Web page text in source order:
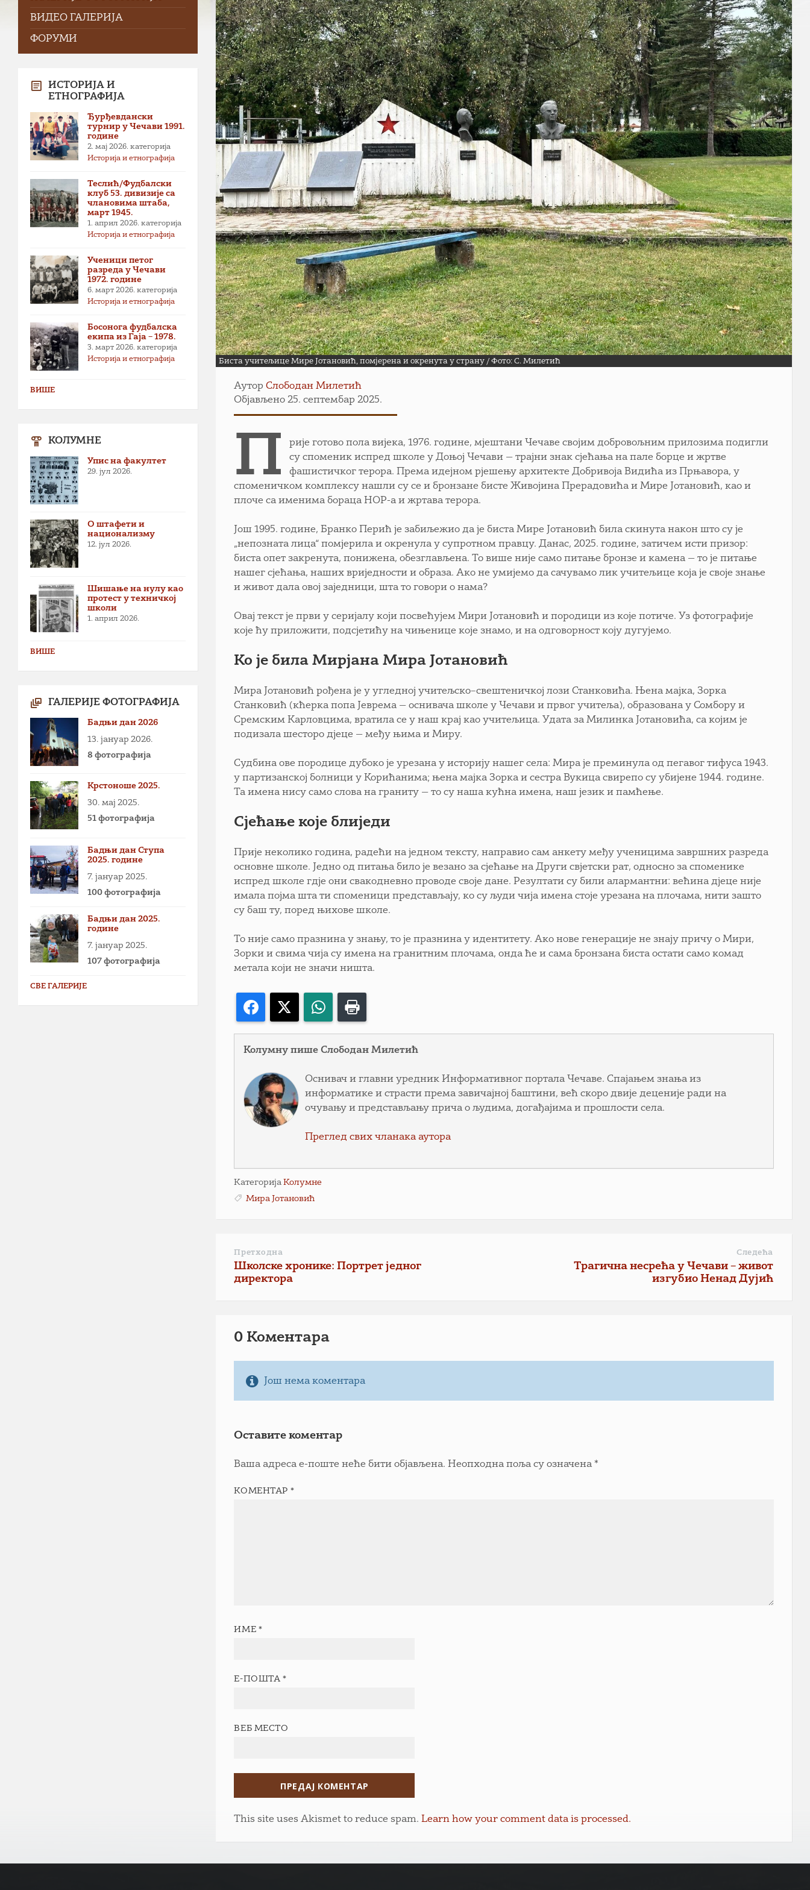
Биста учитељице Мире Јотановић, помјерена и окренута у страну / Фото: С. Милетић
АуторСлободан Милетић
Објављено 25. септембар 2025.
П
рије готово пола вијека, 1976. године, мјештани Чечаве својим добровољним прилозима подигли
су споменик испред школе у Доњој Чечави — трајни знак сјећања на пале борце и жртве
фашистичког терора. Према идејном рјешењу архитекте Добривоја Видића из Прњавора, у
споменичком комплексу нашли су се и бронзане бисте Живојина Прерадовића и Мире Јотановић, као и
плоче са именима борaца НОР-а и жртава терора.
Још 1995. године, Бранко Перић је забиљежио да је биста Мире Јотановић била скинута након што су је
„непозната лица“ помјерила и окренула у супротном правцу. Данас, 2025. године, затичем исти призор:
биста опет закренута, понижена, обезглављена. То више није само питање бронзе и камена — то је питање
нашег сјећања, наших вриједности и образа. Ако не умијемо да сачувамо лик учитељице која је своје знање
и живот дала овој заједници, шта то говори о нама?
Овај текст је први у серијалу који посвећујем Мири Јотановић и породици из које потиче. Уз фотографије
које ћу приложити, подсјетићу на чињенице које знамо, и на одговорност коју дугујемо.
Ко је била Мирјана Мира Јотановић
Мира Јотановић рођена је у угледној учитељско–свештеничкој лози Станковића. Њена мајка, Зорка
Станковић (кћерка попа Јеврема — оснивача школе у Чечави и првог учитеља), образована у Сомбору и
Сремским Карловцима, вратила се у наш крај као учитељица. Удата за Милинка Јотановића, са којим је
подизала шесторо дјеце — међу њима и Миру.
Судбина ове породице дубоко је урезана у историју нашег села: Мира је преминула од пегавог тифуса 1943.
у партизанској болници у Корићанима; њена мајка Зорка и сестра Вукица свирепо су убијене 1944. године.
Та имена нису само слова на граниту — то су наша кућна имена, наш језик и памћење.
Сјећање које блиједи
Прије неколико година, радећи на једном тексту, направио сам анкету међу ученицима завршних разреда
основне школе. Једно од питања било је везано за сјећање на Други свјетски рат, односно за споменике
испред школе гдје они свакодневно проводе своје дане. Резултати су били алармантни: већина дјеце није
имала појма шта ти споменици представљају, ко су људи чија имена стоје урезана на плочама, нити зашто
су баш ту, поред њихове школе.
То није само празнина у знању, то је празнина у идентитету. Ако нове генерације не знају причу о Мири,
Зорки и свима чија су имена на гранитним плочама, онда ће и сама бронзана биста остати само комад
метала који не значи ништа.
Facebook WhatsApp
Колумну пише Слободан Милетић
Оснивач и главни уредник Информативног портала Чечаве. Спајањем знања из
информатике и страсти према завичајној баштини, већ скоро двије деценије ради на
очувању и представљању прича о људима, догађајима и прошлости села.
Преглед свих чланака аутора
КатегоријаКолумне
Мира Јотановић
Претходна
Школске хронике: Портрет једног
директора
Следећа
Трагична несрећа у Чечави – живот
изгубио Ненад Дујић
0 Коментарa
Још нема коментара
Оставите коментар
Ваша адреса е-поште неће бити објављена. Неопходна поља су означена*
КОМЕНТАР *
ИМЕ *
Е-ПОШТА *
ВЕБ МЕСТО
This site uses Akismet to reduce spam.Learn how your comment data is processed.
ВИДЕО ГАЛЕРИЈА
ФОРУМИ
ИСТОРИЈА И
ЕТНОГРАФИЈА
Ђурђевдански
турнир у Чечави 1991.
године
2. мај 2026. категорија
Историја и етнографија
Теслић/Фудбалски
клуб 53. дивизије са
члановима штаба,
март 1945.
1. април 2026. категорија
Историја и етнографија
Ученици петог
разреда у Чечави
1972. године
6. март 2026. категорија
Историја и етнографија
Босонога фудбалска
екипа из Гаја – 1978.
3. март 2026. категорија
Историја и етнографија
ВИШЕ
КОЛУМНЕ
Упис на факултет
29. јул 2026.
О штафети и
национализму
12. јул 2026.
Шишање на нулу као
протест у техничкој
школи
1. април 2026.
ВИШЕ
ГАЛЕРИЈЕ ФОТОГРАФИЈА
Бадњи дан 2026
13. јануар 2026.
8 фотографија
Крстоноше 2025.
30. мај 2025.
51 фотографија
Бадњи дан Ступа
2025. године
7. јануар 2025.
100 фотографија
Бадњи дан 2025.
године
7. јануар 2025.
107 фотографија
СВЕ ГАЛЕРИЈЕ